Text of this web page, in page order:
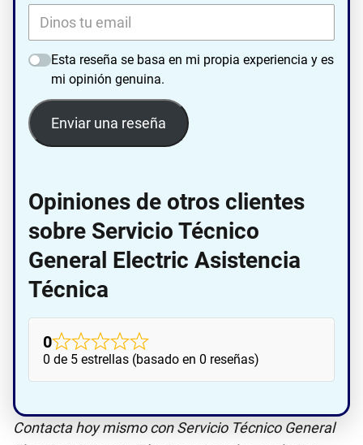
Esta reseña se basa en mi propia experiencia y es
mi opinión genuina.
Enviar una reseña
Opiniones de otros clientes
sobre Servicio Técnico
General Electric Asistencia
Técnica
0
0 de 5 estrellas (basado en 0 reseñas)
Contacta hoy mismo con Servicio Técnico General